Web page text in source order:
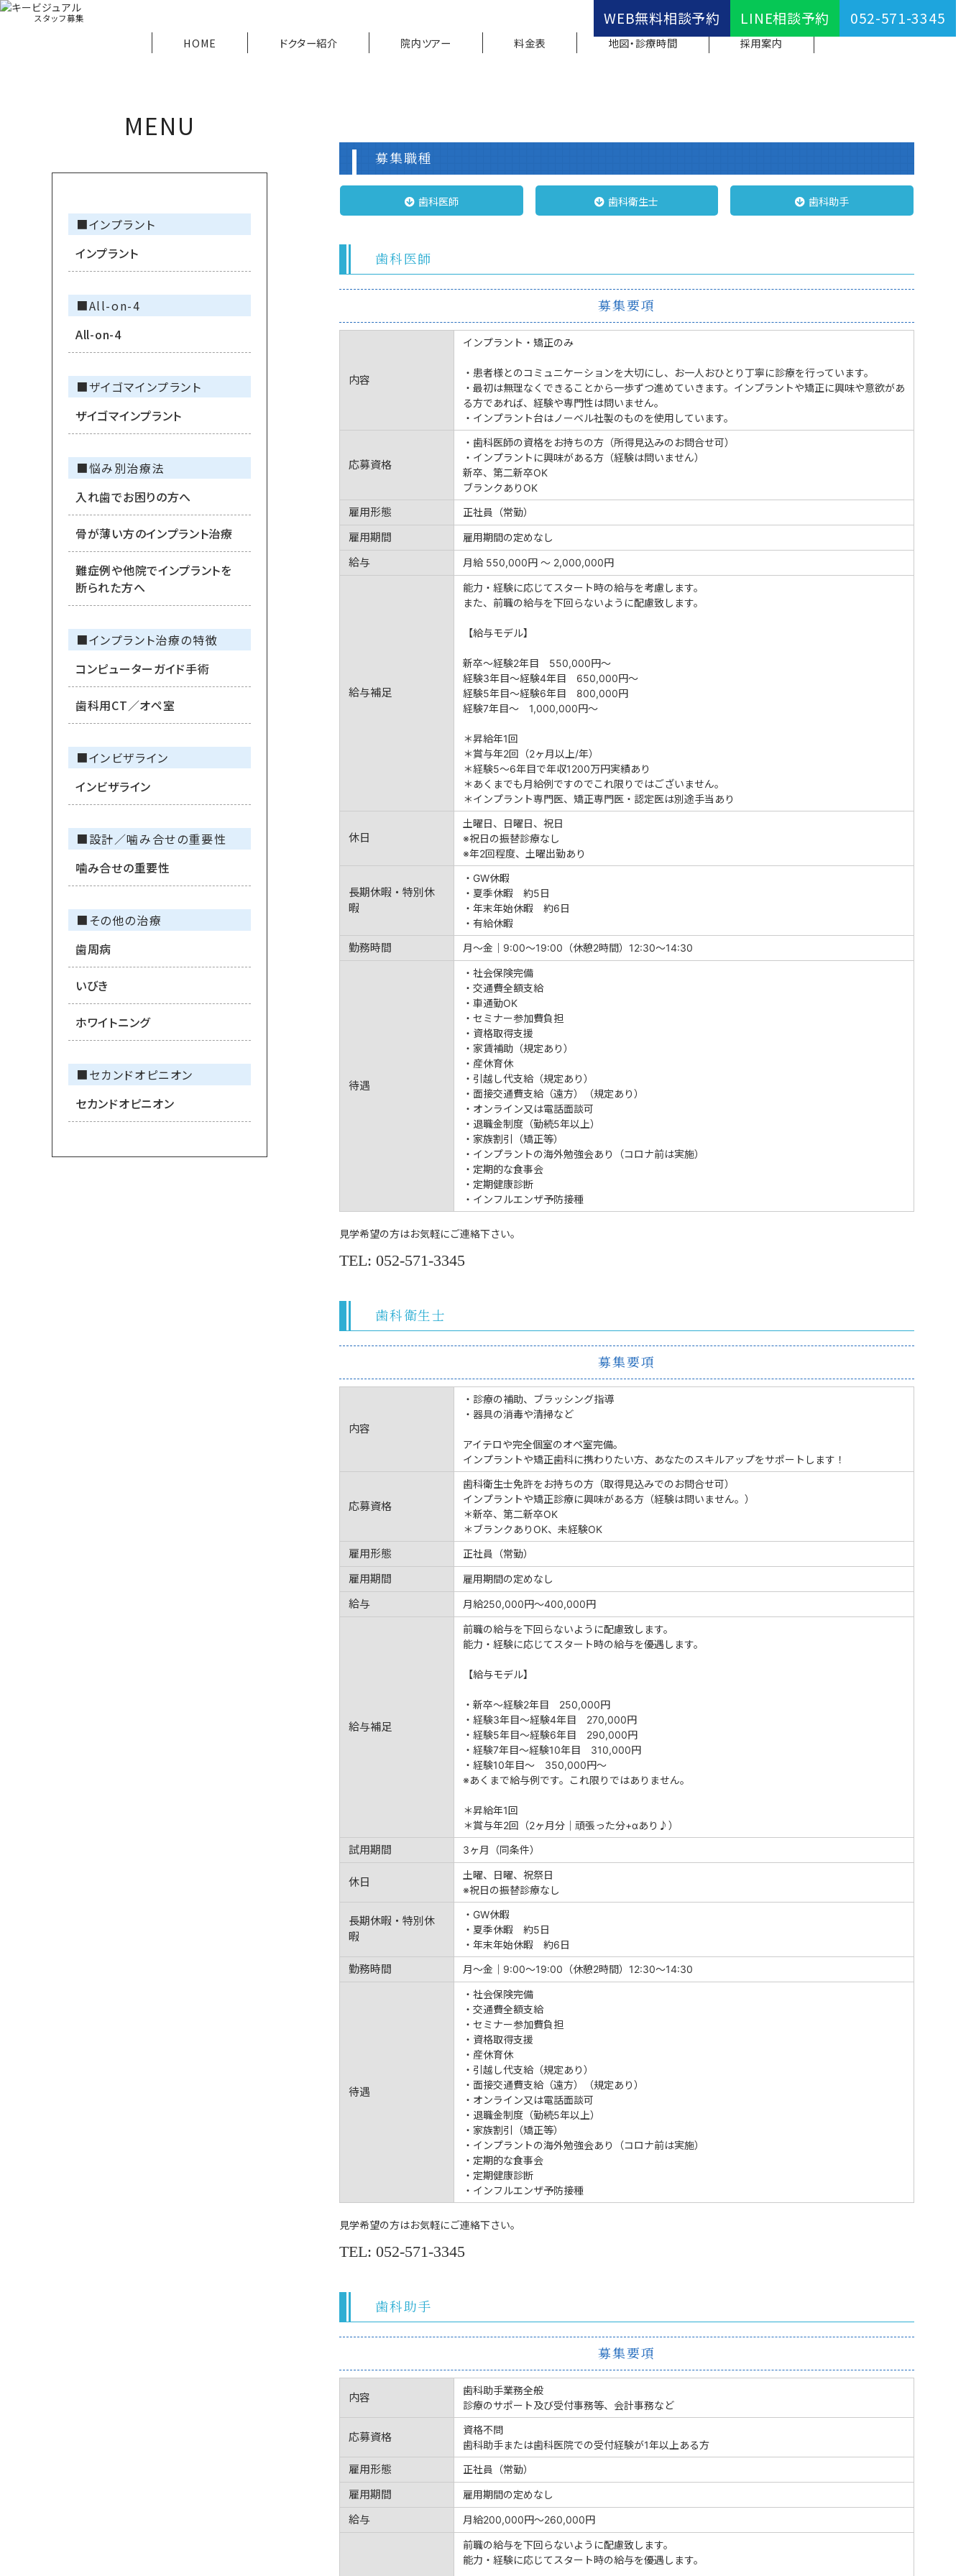
スタッフ募集 WEB無料相談予約 LINE相談予約 052-571-3345
HOME ドクター紹介 院内ツアー 料金表 地図・診療時間 採用案内
MENU
■インプラント
インプラント
■All-on-4
All-on-4
■ザイゴマインプラント
ザイゴマインプラント
■悩み別治療法
入れ歯でお困りの方へ
骨が薄い方のインプラント治療
難症例や他院でインプラントを
断られた方へ
■インプラント治療の特徴
コンピューターガイド手術
歯科用CT／オペ室
■インビザライン
インビザライン
■設計／噛み合せの重要性
噛み合せの重要性
■その他の治療
歯周病
いびき
ホワイトニング
■セカンドオピニオン
セカンドオピニオン
募集職種
歯科医師 歯科衛生士 歯科助手
歯科医師
募集要項
内容
インプラント・矯正のみ
・患者様とのコミュニケーションを大切にし、お一人おひとり丁寧に診療を行っています。
・最初は無理なくできることから一歩ずつ進めていきます。インプラントや矯正に興味や意欲があ
る方であれば、経験や専門性は問いません。
・インプラント台はノーベル社製のものを使用しています。
応募資格
・歯科医師の資格をお持ちの方（所得見込みのお問合せ可）
・インプラントに興味がある方（経験は問いません）
新卒、第二新卒OK
ブランクありOK
雇用形態 正社員（常勤）
雇用期間 雇用期間の定めなし
給与 月給 550,000円 〜 2,000,000円
給与補足
能力・経験に応じてスタート時の給与を考慮します。
また、前職の給与を下回らないように配慮致します。
【給与モデル】
新卒～経験2年目 550,000円～
経験3年目～経験4年目 650,000円～
経験5年目～経験6年目 800,000円
経験7年目～ 1,000,000円～
＊昇給年1回
＊賞与年2回（2ヶ月以上/年）
＊経験5～6年目で年収1200万円実績あり
＊あくまでも月給例ですのでこれ限りではございません。
＊インプラント専門医、矯正専門医・認定医は別途手当あり
休日
土曜日、日曜日、祝日
※祝日の振替診療なし
※年2回程度、土曜出勤あり
長期休暇・特別休
暇
・GW休暇
・夏季休暇 約5日
・年末年始休暇 約6日
・有給休暇
勤務時間 月～金｜9:00～19:00（休憩2時間）12:30～14:30
待遇
・社会保険完備
・交通費全額支給
・車通勤OK
・セミナー参加費負担
・資格取得支援
・家賃補助（規定あり）
・産休育休
・引越し代支給（規定あり）
・面接交通費支給（遠方）（規定あり）
・オンライン又は電話面談可
・退職金制度（勤続5年以上）
・家族割引（矯正等）
・インプラントの海外勉強会あり（コロナ前は実施）
・定期的な食事会
・定期健康診断
・インフルエンザ予防接種
見学希望の方はお気軽にご連絡下さい。
TEL: 052-571-3345
歯科衛生士
募集要項
内容
・診療の補助、ブラッシング指導
・器具の消毒や清掃など
アイテロや完全個室のオペ室完備。
インプラントや矯正歯科に携わりたい方、あなたのスキルアップをサポートします！
応募資格
歯科衛生士免許をお持ちの方（取得見込みでのお問合せ可）
インプラントや矯正診療に興味がある方（経験は問いません。）
＊新卒、第二新卒OK
＊ブランクありOK、未経験OK
雇用形態 正社員（常勤）
雇用期間 雇用期間の定めなし
給与 月給250,000円〜400,000円
給与補足
前職の給与を下回らないように配慮致します。
能力・経験に応じてスタート時の給与を優遇します。
【給与モデル】
・新卒～経験2年目 250,000円
・経験3年目～経験4年目 270,000円
・経験5年目～経験6年目 290,000円
・経験7年目～経験10年目 310,000円
・経験10年目～ 350,000円～
※あくまで給与例です。これ限りではありません。
＊昇給年1回
＊賞与年2回（2ヶ月分｜頑張った分+αあり♪）
試用期間 3ヶ月（同条件）
休日
土曜、日曜、祝祭日
※祝日の振替診療なし
長期休暇・特別休
暇
・GW休暇
・夏季休暇 約5日
・年末年始休暇 約6日
勤務時間 月～金｜9:00～19:00（休憩2時間）12:30～14:30
待遇
・社会保険完備
・交通費全額支給
・セミナー参加費負担
・資格取得支援
・産休育休
・引越し代支給（規定あり）
・面接交通費支給（遠方）（規定あり）
・オンライン又は電話面談可
・退職金制度（勤続5年以上）
・家族割引（矯正等）
・インプラントの海外勉強会あり（コロナ前は実施）
・定期的な食事会
・定期健康診断
・インフルエンザ予防接種
見学希望の方はお気軽にご連絡下さい。
TEL: 052-571-3345
歯科助手
募集要項
内容
歯科助手業務全般
診療のサポート及び受付事務等、会計事務など
応募資格
資格不問
歯科助手または歯科医院での受付経験が1年以上ある方
雇用形態 正社員（常勤）
雇用期間 雇用期間の定めなし
給与 月給200,000円〜260,000円
前職の給与を下回らないように配慮致します。
能力・経験に応じてスタート時の給与を優遇します。